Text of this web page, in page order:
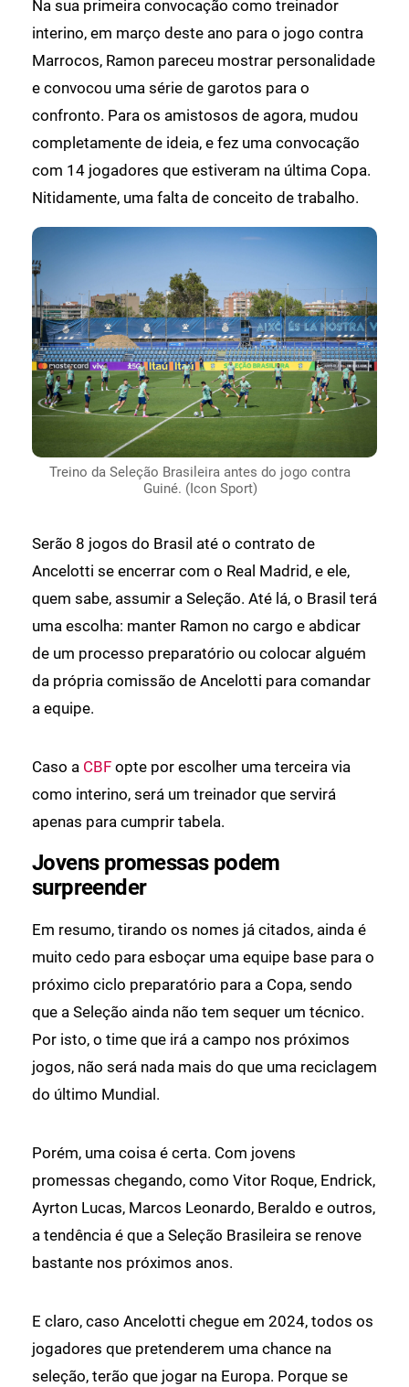
Na sua primeira convocação como treinador
interino, em março deste ano para o jogo contra
Marrocos, Ramon pareceu mostrar personalidade
e convocou uma série de garotos para o
confronto. Para os amistosos de agora, mudou
completamente de ideia, e fez uma convocação
com 14 jogadores que estiveram na última Copa.
Nitidamente, uma falta de conceito de trabalho.
Treino da Seleção Brasileira antes do jogo contra
Guiné. (Icon Sport)
Serão 8 jogos do Brasil até o contrato de
Ancelotti se encerrar com o Real Madrid, e ele,
quem sabe, assumir a Seleção. Até lá, o Brasil terá
uma escolha: manter Ramon no cargo e abdicar
de um processo preparatório ou colocar alguém
da própria comissão de Ancelotti para comandar
a equipe.
Caso a CBF opte por escolher uma terceira via
como interino, será um treinador que servirá
apenas para cumprir tabela.
Jovens promessas podem
surpreender
Em resumo, tirando os nomes já citados, ainda é
muito cedo para esboçar uma equipe base para o
próximo ciclo preparatório para a Copa, sendo
que a Seleção ainda não tem sequer um técnico.
Por isto, o time que irá a campo nos próximos
jogos, não será nada mais do que uma reciclagem
do último Mundial.
Porém, uma coisa é certa. Com jovens
promessas chegando, como Vitor Roque, Endrick,
Ayrton Lucas, Marcos Leonardo, Beraldo e outros,
a tendência é que a Seleção Brasileira se renove
bastante nos próximos anos.
E claro, caso Ancelotti chegue em 2024, todos os
jogadores que pretenderem uma chance na
seleção, terão que jogar na Europa. Porque se